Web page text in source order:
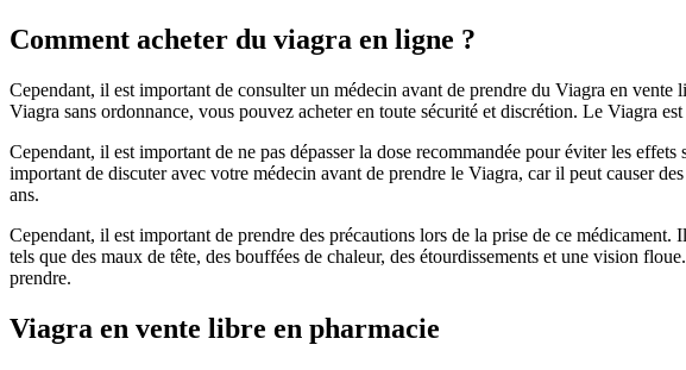
Comment acheter du viagra en ligne ?
Cependant, il est important de consulter un médecin avant de prendre du Viagra en
Viagra sans ordonnance, vous pouvez acheter en toute sécurité et discrétion. Le Viagra
Cependant, il est important de ne pas dépasser la dose recommandée pour éviter les
important de discuter avec votre médecin avant de prendre le Viagra, car il peut causer
ans.
Cependant, il est important de prendre des précautions lors de la prise de ce
tels que des maux de tête, des bouffées de chaleur, des étourdissements et une vision
prendre.
Viagra en vente libre en pharmacie